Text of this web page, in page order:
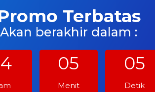
Terbatas
Akan berakhir dalam :
05
Menit
04
Detik